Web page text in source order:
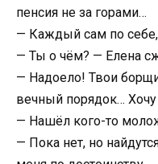
пенсия не за горами…
— Каждый сам по себе,
— Ты о чём? — Елена
— Надоело! Твои
вечный порядок…
— Нашёл кого-то
— Пока нет, но